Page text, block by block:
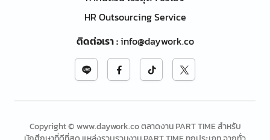
HR Outsourcing Service
ติดต่อเรา:info@daywork.co
Copyright © www.daywork.co ตลาดงาน PART TIME สำหรับ